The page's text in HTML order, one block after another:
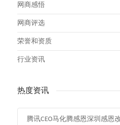
网商感悟
网商评选
荣誉和资质
行业资讯
热度资讯